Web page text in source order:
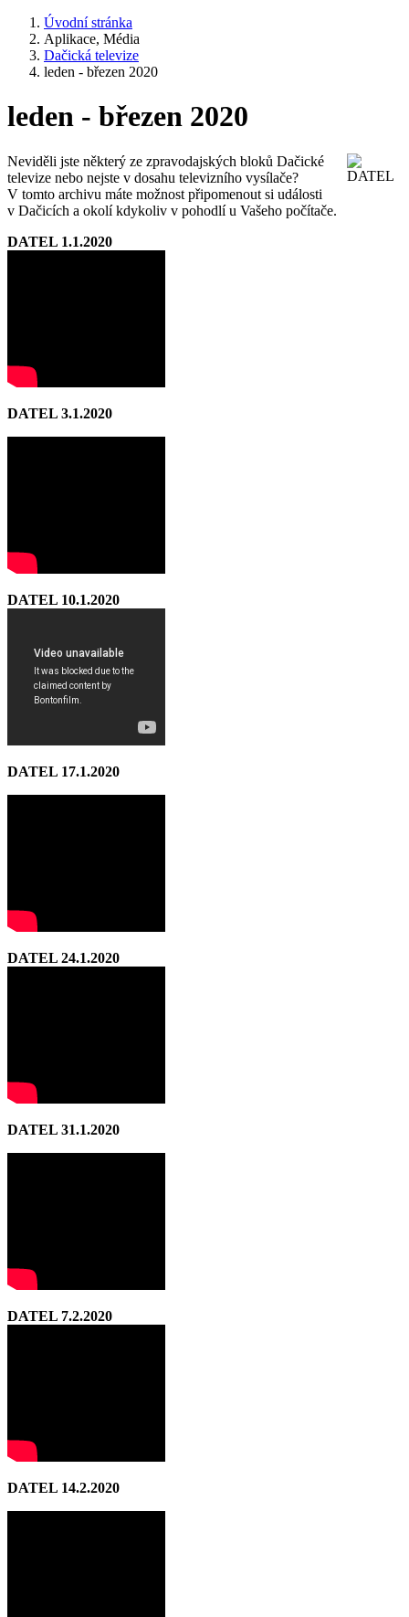
Úvodní stránka
Aplikace, Média
Dačická televize
leden - březen 2020
leden - březen 2020
Neviděli jste některý ze zpravodajských bloků Dačické
televize nebo nejste v dosahu televizního vysílače?
V tomto archivu máte možnost připomenout si události
v Dačicích a okolí kdykoliv v pohodlí u Vašeho počítače.
DATEL 1.1.2020
DATEL 3.1.2020
DATEL 10.1.2020
DATEL 17.1.2020
DATEL 24.1.2020
DATEL 31.1.2020
DATEL 7.2.2020
DATEL 14.2.2020